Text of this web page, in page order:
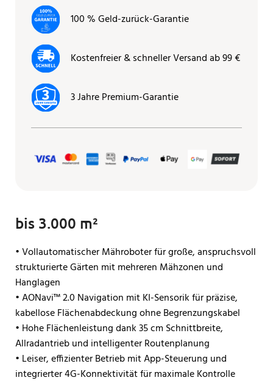
100 % Geld-zurück-Garantie
Kostenfreier & schneller Versand ab 99 €
3 Jahre Premium-Garantie
bis 3.000 m²
• Vollautomatischer Mähroboter für große, anspruchsvoll
strukturierte Gärten mit mehreren Mähzonen und
Hanglagen
• AONavi™ 2.0 Navigation mit KI-Sensorik für präzise,
kabellose Flächenabdeckung ohne Begrenzungskabel
• Hohe Flächenleistung dank 35 cm Schnittbreite,
Allradantrieb und intelligenter Routenplanung
• Leiser, effizienter Betrieb mit App-Steuerung und
integrierter 4G-Konnektivität für maximale Kontrolle